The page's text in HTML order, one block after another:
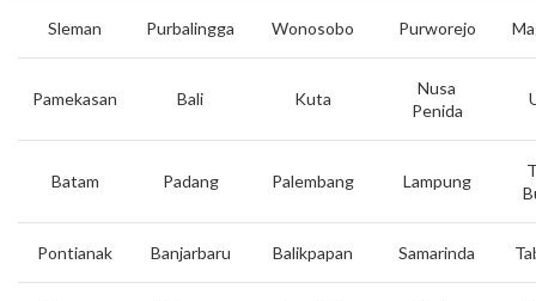
Sleman Purbalingga Wonosobo Purworejo
Pamekasan Bali Kuta
Nusa
Penida
Batam Padang Palembang Lampung
Pontianak Banjarbaru Balikpapan Samarinda